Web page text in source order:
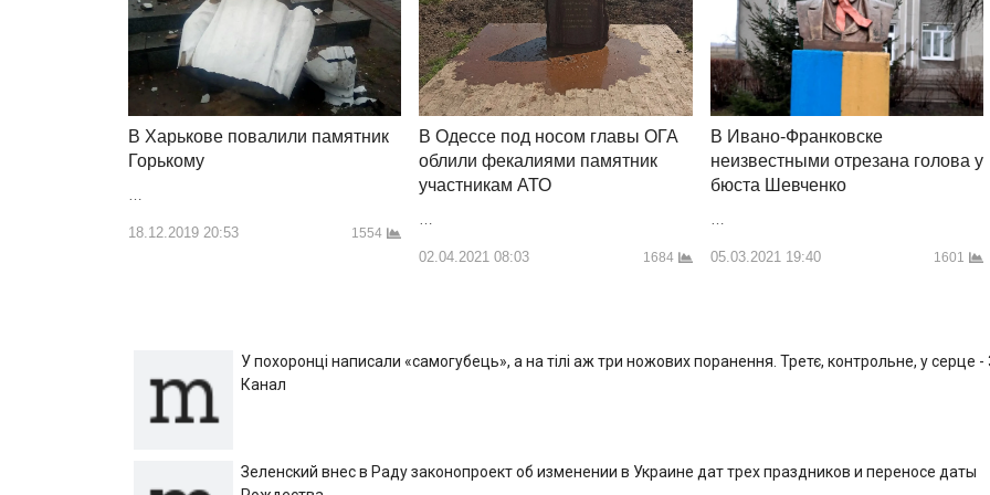
В Харькове повалили памятник
Горькому
…
18.12.2019 20:53 1554
В Одессе под носом главы ОГА
облили фекалиями памятник
участникам АТО
…
02.04.2021 08:03 1684
В Ивано-Франковске
неизвестными отрезана голова у
бюста Шевченко
…
05.03.2021 19:40 1601
У похоронці написали «самогубець», а на тілі аж три ножових поранення. Третє, контрольне, у серце -
Канал
Зеленский внес в Раду законопроект об изменении в Украине дат трех праздников и переносе даты